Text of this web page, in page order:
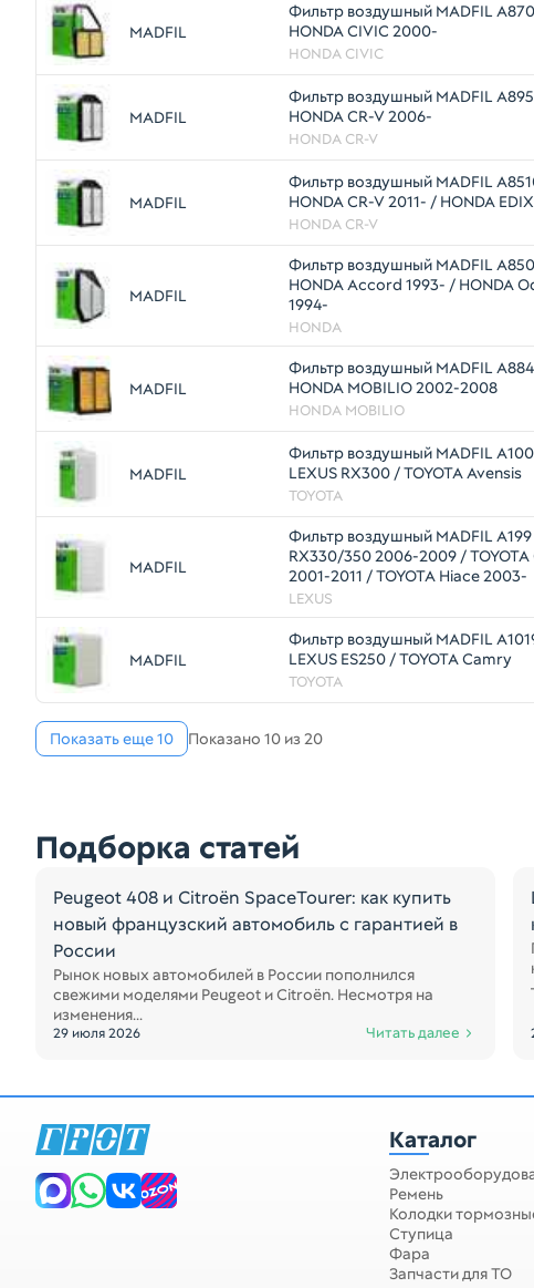
MADFIL
Фильтр воздушный MADFIL A870
HONDA CIVIC 2000-
HONDA CIVIC
MADFIL
Фильтр воздушный MADFIL A895
HONDA CR-V 2006-
HONDA CR-V
MADFIL
Фильтр воздушный MADFIL
HONDA CR-V 2011- / HONDA
HONDA CR-V
MADFIL
Фильтр воздушный MADFIL A850
HONDA Accord 1993- / HONDA
1994-
HONDA
MADFIL
Фильтр воздушный MADFIL A884
HONDA MOBILIO 2002-2008
HONDA MOBILIO
MADFIL
Фильтр воздушный MADFIL
LEXUS RX300 / TOYOTA Avensis
TOYOTA
MADFIL
Фильтр воздушный MADFIL A199
RX330/350 2006-2009 /
2001-2011 / TOYOTA Hiace 2003-
LEXUS
MADFIL
Фильтр воздушный MADFIL
LEXUS ES250 / TOYOTA Camry
TOYOTA
Показать еще 10 Показано 10 из 20
Подборка статей
Peugeot 408 и Citroën SpaceTourer: как купить
новый французский автомобиль с гарантией в
России
Рынок новых автомобилей в России пополнился
свежими моделями Peugeot и Citroën. Несмотря на
изменения...
29 июля 2026 Читать далее
Запчасти для спецтехники
Каталог
Ремень
Колодки
Ступица
Фара
Запчасти для ТО